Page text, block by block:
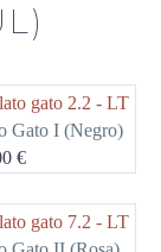
Gato I (Negro)
€